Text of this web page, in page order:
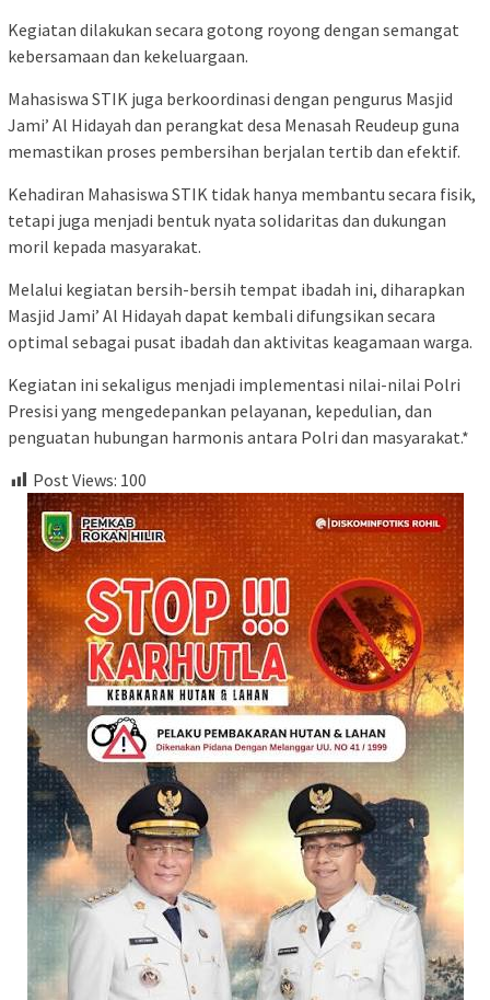
Kegiatan dilakukan secara gotong royong dengan semangat
kebersamaan dan kekeluargaan.
Mahasiswa STIK juga berkoordinasi dengan pengurus Masjid
Jami’ Al Hidayah dan perangkat desa Menasah Reudeup guna
memastikan proses pembersihan berjalan tertib dan efektif.
Kehadiran Mahasiswa STIK tidak hanya membantu secara fisik,
tetapi juga menjadi bentuk nyata solidaritas dan dukungan
moril kepada masyarakat.
Melalui kegiatan bersih-bersih tempat ibadah ini, diharapkan
Masjid Jami’ Al Hidayah dapat kembali difungsikan secara
optimal sebagai pusat ibadah dan aktivitas keagamaan warga.
Kegiatan ini sekaligus menjadi implementasi nilai-nilai Polri
Presisi yang mengedepankan pelayanan, kepedulian, dan
penguatan hubungan harmonis antara Polri dan masyarakat.*
Post Views: 100